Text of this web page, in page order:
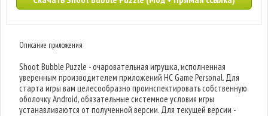
Описание приложения
Shoot Bubble Puzzle - очаровательная игрушка, исполненная
уверенным производителем приложений HC Game Personal. Для
старта игры вам целесообразно проинспектировать собственную
оболочку Android, обязательные системное условия игры
устанавливаются от полученной версии. Для текущей версии -